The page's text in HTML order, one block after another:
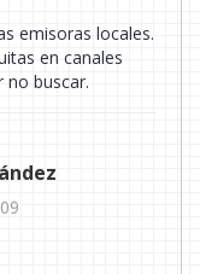
emisoras locales.
en canales
no buscar.